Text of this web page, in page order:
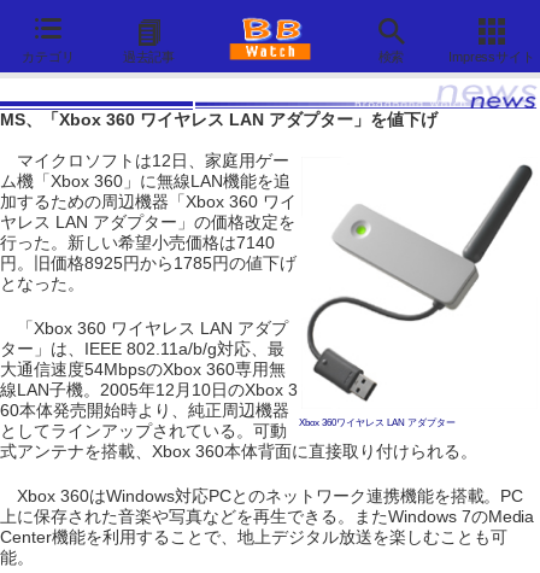
カテゴリ 過去記事 検索 Impressサイト
MS、「Xbox 360 ワイヤレス LAN アダプター」を値下げ
Xbox 360ワイヤレス LAN アダプター
マイクロソフトは12日、家庭用ゲー
ム機「Xbox 360」に無線LAN機能を追
加するための周辺機器「Xbox 360 ワイ
ヤレス LAN アダプター」の価格改定を
行った。新しい希望小売価格は7140
円。旧価格8925円から1785円の値下げ
となった。
「Xbox 360 ワイヤレス LAN アダプ
ター」は、IEEE 802.11a/b/g対応、最
大通信速度54MbpsのXbox 360専用無
線LAN子機。2005年12月10日のXbox 3
60本体発売開始時より、純正周辺機器
としてラインアップされている。可動
式アンテナを搭載、Xbox 360本体背面に直接取り付けられる。
Xbox 360はWindows対応PCとのネットワーク連携機能を搭載。PC
上に保存された音楽や写真などを再生できる。またWindows 7のMedia
Center機能を利用することで、地上デジタル放送を楽しむことも可
能。